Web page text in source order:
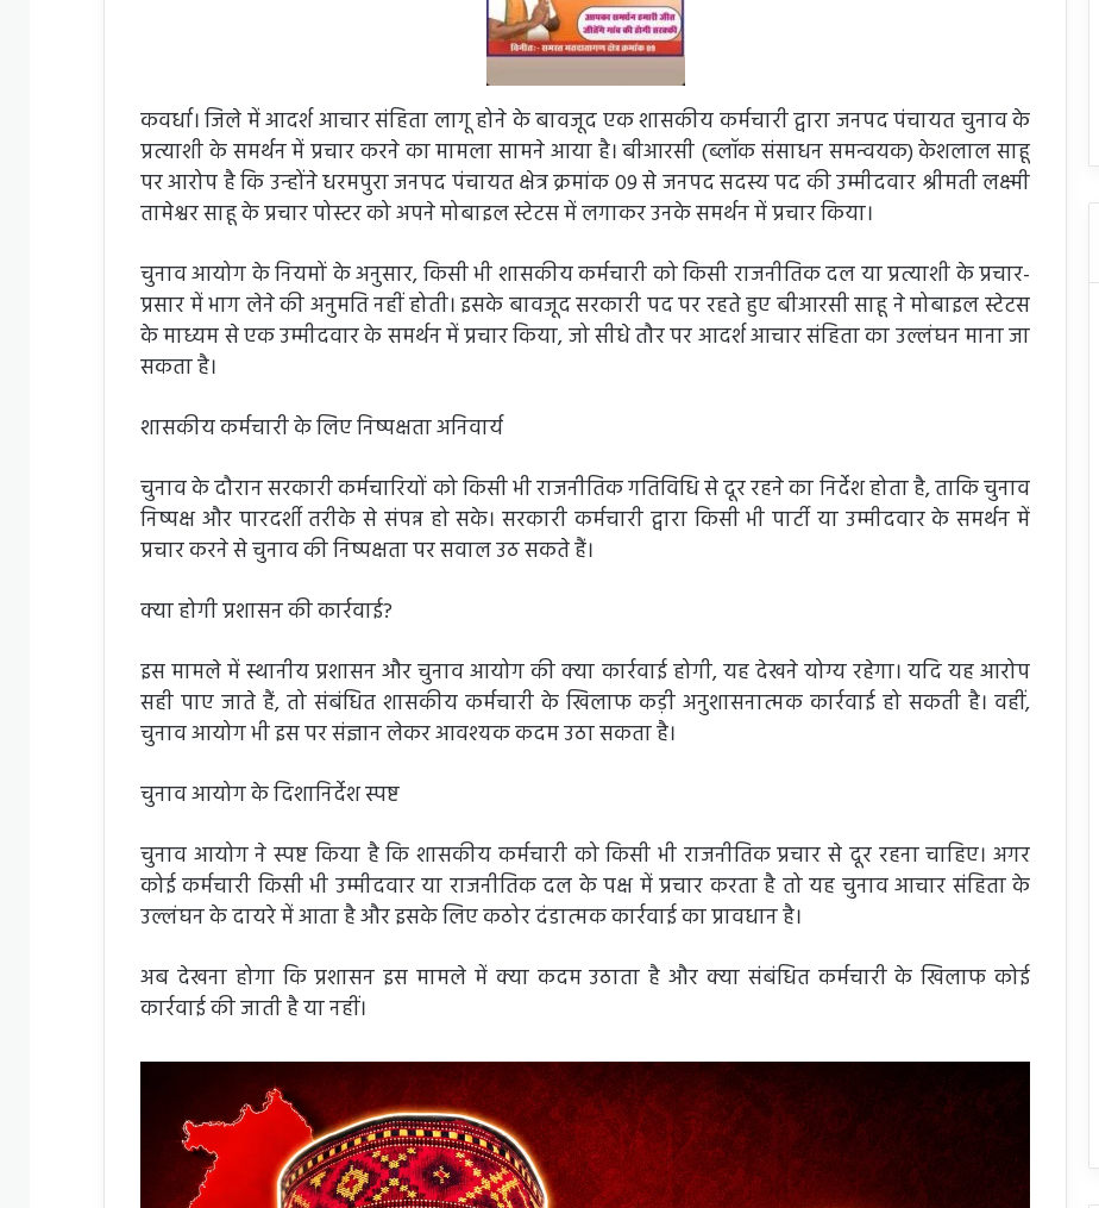
कवर्धा। जिले में आदर्श आचार संहिता लागू होने के बावजूद एक शासकीय कर्मचारी द्वारा जनपद पंचायत चुनाव के
प्रत्याशी के समर्थन में प्रचार करने का मामला सामने आया है। बीआरसी (ब्लॉक संसाधन समन्वयक) केशलाल साहू
पर आरोप है कि उन्होंने धरमपुरा जनपद पंचायत क्षेत्र क्रमांक 09 से जनपद सदस्य पद की उम्मीदवार श्रीमती लक्ष्मी
तामेश्वर साहू के प्रचार पोस्टर को अपने मोबाइल स्टेटस में लगाकर उनके समर्थन में प्रचार किया।
चुनाव आयोग के नियमों के अनुसार, किसी भी शासकीय कर्मचारी को किसी राजनीतिक दल या प्रत्याशी के प्रचार-
प्रसार में भाग लेने की अनुमति नहीं होती। इसके बावजूद सरकारी पद पर रहते हुए बीआरसी साहू ने मोबाइल स्टेटस
के माध्यम से एक उम्मीदवार के समर्थन में प्रचार किया, जो सीधे तौर पर आदर्श आचार संहिता का उल्लंघन माना जा
सकता है।
शासकीय कर्मचारी के लिए निष्पक्षता अनिवार्य
चुनाव के दौरान सरकारी कर्मचारियों को किसी भी राजनीतिक गतिविधि से दूर रहने का निर्देश होता है, ताकि चुनाव
निष्पक्ष और पारदर्शी तरीके से संपन्न हो सके। सरकारी कर्मचारी द्वारा किसी भी पार्टी या उम्मीदवार के समर्थन में
प्रचार करने से चुनाव की निष्पक्षता पर सवाल उठ सकते हैं।
क्या होगी प्रशासन की कार्रवाई?
इस मामले में स्थानीय प्रशासन और चुनाव आयोग की क्या कार्रवाई होगी, यह देखने योग्य रहेगा। यदि यह आरोप
सही पाए जाते हैं, तो संबंधित शासकीय कर्मचारी के खिलाफ कड़ी अनुशासनात्मक कार्रवाई हो सकती है। वहीं,
चुनाव आयोग भी इस पर संज्ञान लेकर आवश्यक कदम उठा सकता है।
चुनाव आयोग के दिशानिर्देश स्पष्ट
चुनाव आयोग ने स्पष्ट किया है कि शासकीय कर्मचारी को किसी भी राजनीतिक प्रचार से दूर रहना चाहिए। अगर
कोई कर्मचारी किसी भी उम्मीदवार या राजनीतिक दल के पक्ष में प्रचार करता है तो यह चुनाव आचार संहिता के
उल्लंघन के दायरे में आता है और इसके लिए कठोर दंडात्मक कार्रवाई का प्रावधान है।
अब देखना होगा कि प्रशासन इस मामले में क्या कदम उठाता है और क्या संबंधित कर्मचारी के खिलाफ कोई
कार्रवाई की जाती है या नहीं।